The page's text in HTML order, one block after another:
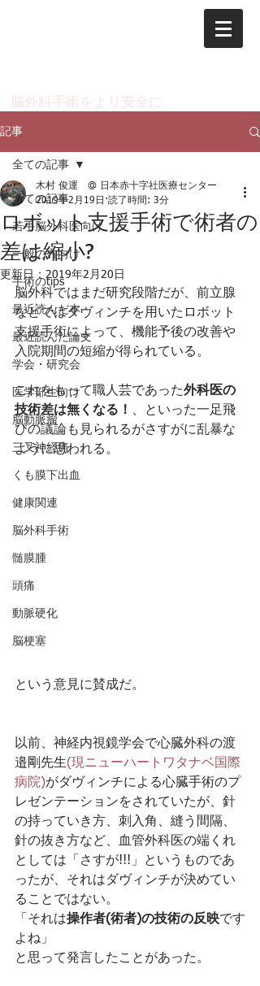
​脳外科手術をより安全に
記事
全ての記事
若手脳外科医向け
一般の方向け
手術のtips
最近読んだ本
最近読んだ論文
学会・研究会
医学部生向け
脳動脈瘤
三叉神経痛
くも膜下出血
健康関連
脳外科手術
髄膜腫
頭痛
動脈硬化
脳梗塞
全ての記事
ロボット支援手術で術者の
差は縮小?
木村 俊運 @ 日本赤十字社医療センター
2019年2月19日 読了時間: 3分
更新日： 2019年2月20日
脳外科ではまだ研究段階だが、前立腺
などではダヴィンチを用いたロボット
支援手術によって、機能予後の改善や
入院期間の短縮が得られている。
これをもって職人芸であった外科医の
技術差は無くなる！ 、といった一足飛
びの議論も見られるがさすがに乱暴な
ように思われる。
という意見に賛成だ。
以前、神経内視鏡学会で心臓外科の渡
邉剛先生(現ニューハートワタナベ国際
病院)がダヴィンチによる心臓手術のプ
レゼンテーションをされていたが、針
の持っていき方、刺入角、縫う間隔、
針の抜き方など、血管外科医の端くれ
としては「さすが!!!」というものであ
ったが、それはダヴィンチが決めてい
ることではない。
「それは操作者(術者)の技術の反映です
よね」
と思って発言したことがあった。